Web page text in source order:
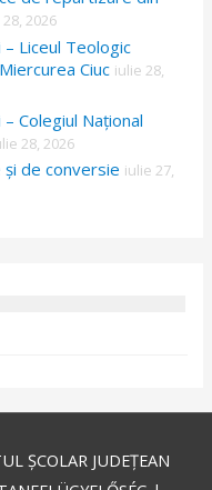
2026
Liceul Teologic
Ciuc iulie 28,
Colegiul Național
28, 2026
de conversie iulie 27,
ȘCOLAR JUDEȚEAN